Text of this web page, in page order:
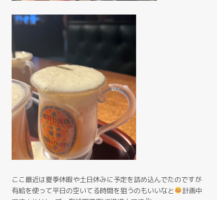
ここ最近は夏季休暇や土日休みに予定を詰め込んでたのですが
有給を使って平日の空いてる時間を狙うのもいいなと
計画中